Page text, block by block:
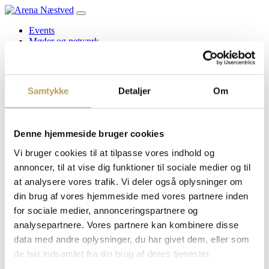
Samtykke Detaljer Om
Denne hjemmeside bruger cookies
Vi bruger cookies til at tilpasse vores indhold og
annoncer, til at vise dig funktioner til sociale medier og til
at analysere vores trafik. Vi deler også oplysninger om
din brug af vores hjemmeside med vores partnere inden
for sociale medier, annonceringspartnere og
analysepartnere. Vores partnere kan kombinere disse
data med andre oplysninger, du har givet dem, eller som
de har indsamlet fra din brug af deres tjenester.
Events
Møder og netværk
Book en bane
Arena Næstved bestyrelse
Lej lokaler
Næstved Kommune
Følg os på Linkedin
Om os
Kontakt Arena Næstved
Nyheder og presse
Publikum og gæster i Arena Næstved
Job hos os
Tekniske specifikationer
Køb billetter
Søg
efter: